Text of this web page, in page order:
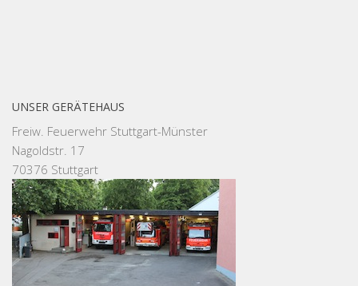
UNSER GERÄTEHAUS
Freiw. Feuerwehr Stuttgart-Münster
Nagoldstr. 17
70376 Stuttgart